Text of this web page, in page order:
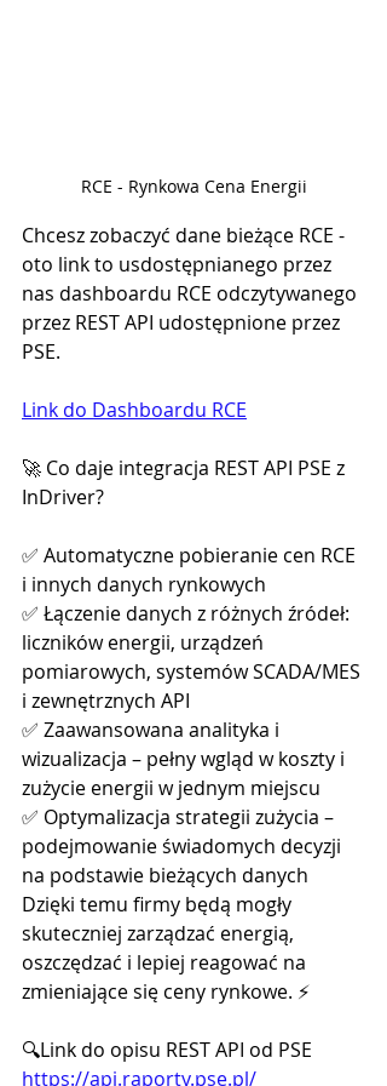
RCE - Rynkowa Cena Energii
Chcesz zobaczyć dane bieżące RCE -
oto link to usdostępnianego przez
nas dashboardu RCE odczytywanego
przez REST API udostępnione przez
PSE.
Link do Dashboardu RCE
🚀 Co daje integracja REST API PSE z
InDriver?
✅ Automatyczne pobieranie cen RCE
i innych danych rynkowych
✅ Łączenie danych z różnych źródeł:
liczników energii, urządzeń
pomiarowych, systemów SCADA/MES
i zewnętrznych API
✅ Zaawansowana analityka i
wizualizacja – pełny wgląd w koszty i
zużycie energii w jednym miejscu
✅ Optymalizacja strategii zużycia –
podejmowanie świadomych decyzji
na podstawie bieżących danych
Dzięki temu firmy będą mogły
skuteczniej zarządzać energią,
oszczędzać i lepiej reagować na
zmieniające się ceny rynkowe. ⚡
🔍Link do opisu REST API od PSE
https://api.raporty.pse.pl/